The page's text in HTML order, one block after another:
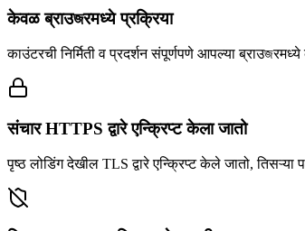
केवळ ब्राउজरमध्ये प्रक्रिया
काउंटरची निर्मिती व प्रदर्शन संपूर्णपणे आपल्या
संचार HTTPS द्वारे एन्क्रिप्ट केला जातो
पृष्ठ लोडिंग देखील TLS द्वारे एन्क्रिप्ट केले जातो, तिसऱ्या